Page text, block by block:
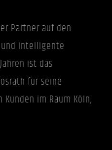
Partner auf den
und intelligente
ist das
für seine
im Raum Köln,